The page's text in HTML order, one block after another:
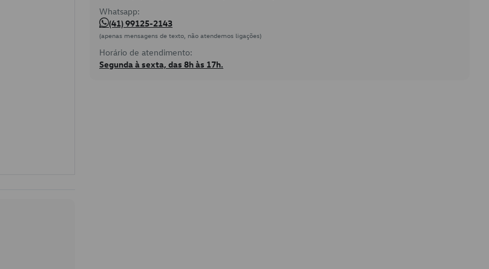
Whatsapp:
(41) 99125-2143
(apenas mensagens de texto, não atendemos ligações)
Horário de atendimento:
Segunda à sexta, das 8h às 17h.